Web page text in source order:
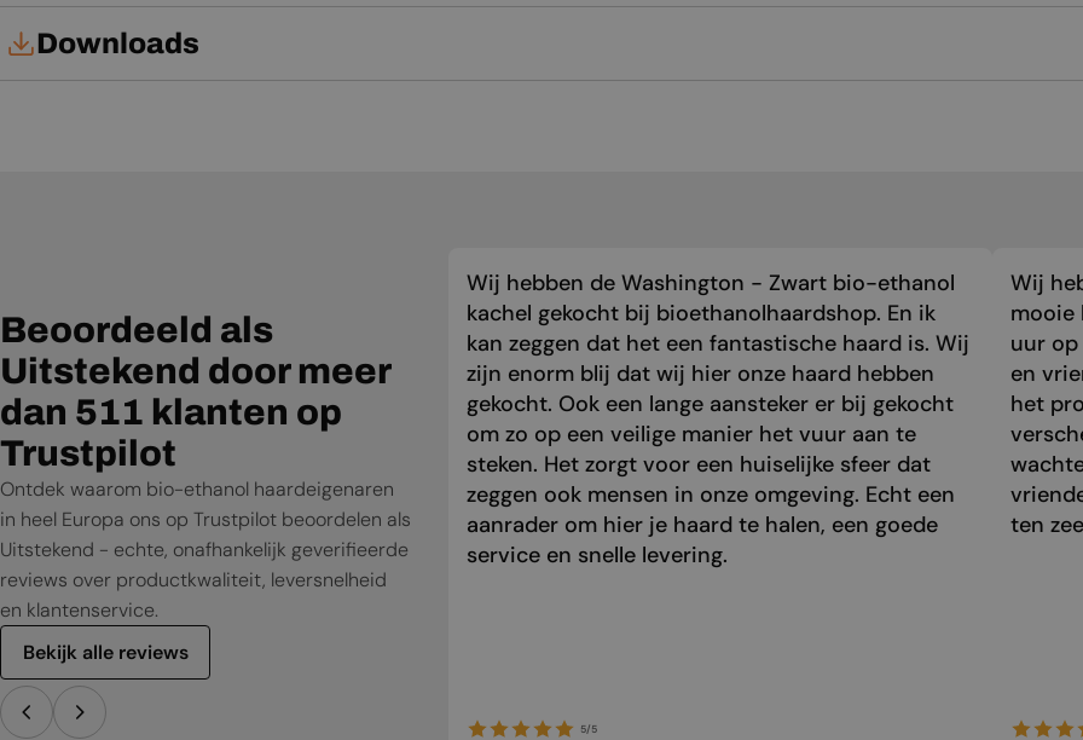
Downloads
Beoordeeld als
Uitstekend door meer
dan 511 klanten op
Trustpilot
Ontdek waarom bio-ethanol haardeigenaren
in heel Europa ons op Trustpilot beoordelen als
Uitstekend - echte, onafhankelijk geverifieerde
reviews over productkwaliteit, leversnelheid
en klantenservice.
Bekijk alle reviews
Wij hebben de Washington - Zwart bio-ethanol
kachel gekocht bij bioethanolhaardshop. En ik
kan zeggen dat het een fantastische haard is. Wij
zijn enorm blij dat wij hier onze haard hebben
gekocht. Ook een lange aansteker er bij gekocht
om zo op een veilige manier het vuur aan te
steken. Het zorgt voor een huiselijke sfeer dat
zeggen ook mensen in onze omgeving. Echt een
aanrader om hier je haard te halen, een goede
service en snelle levering.
5/5
Wij
mooie
uur op
en
het
ten